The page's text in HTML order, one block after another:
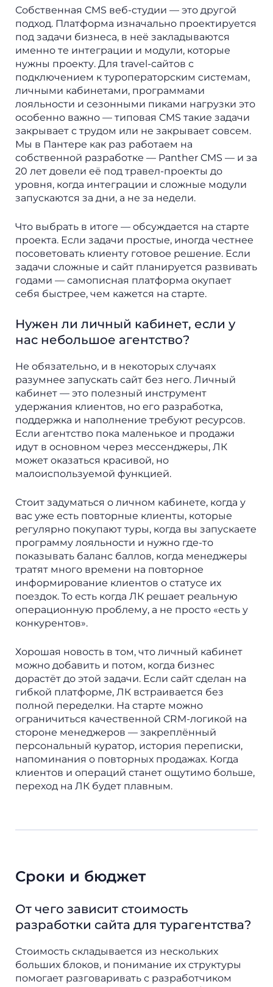
Собственная CMS веб-студии — это другой
подход. Платформа изначально проектируется
под задачи бизнеса, в неё закладываются
именно те интеграции и модули, которые
нужны проекту. Для travel-сайтов с
подключением к туроператорским системам,
личными кабинетами, программами
лояльности и сезонными пиками нагрузки это
особенно важно — типовая CMS такие задачи
закрывает с трудом или не закрывает совсем.
Мы в Пантере как раз работаем на
собственной разработке — Panther CMS — и за
20 лет довели её под травел-проекты до
уровня, когда интеграции и сложные модули
запускаются за дни, а не за недели.
Что выбрать в итоге — обсуждается на старте
проекта. Если задачи простые, иногда честнее
посоветовать клиенту готовое решение. Если
задачи сложные и сайт планируется развивать
годами — самописная платформа окупает
себя быстрее, чем кажется на старте.
Нужен ли личный кабинет, если у
нас небольшое агентство?
Не обязательно, и в некоторых случаях
разумнее запускать сайт без него. Личный
кабинет — это полезный инструмент
удержания клиентов, но его разработка,
поддержка и наполнение требуют ресурсов.
Если агентство пока маленькое и продажи
идут в основном через мессенджеры, ЛК
может оказаться красивой, но
малоиспользуемой функцией.
Стоит задуматься о личном кабинете, когда у
вас уже есть повторные клиенты, которые
регулярно покупают туры, когда вы запускаете
программу лояльности и нужно где-то
показывать баланс баллов, когда менеджеры
тратят много времени на повторное
информирование клиентов о статусе их
поездок. То есть когда ЛК решает реальную
операционную проблему, а не просто «есть у
конкурентов».
Хорошая новость в том, что личный кабинет
можно добавить и потом, когда бизнес
дорастёт до этой задачи. Если сайт сделан на
гибкой платформе, ЛК встраивается без
полной переделки. На старте можно
ограничиться качественной CRM-логикой на
стороне менеджеров — закреплённый
персональный куратор, история переписки,
напоминания о повторных продажах. Когда
клиентов и операций станет ощутимо больше,
переход на ЛК будет плавным.
Сроки и бюджет
От чего зависит стоимость
разработки сайта для турагентства?
Стоимость складывается из нескольких
больших блоков, и понимание их структуры
помогает разговаривать с разработчиком